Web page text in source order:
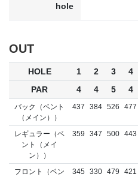
hole
OUT
HOLE 1 2 3 4
PAR
4 4 5 4
バック（ベント
（メイン））
437 384 526 477
レギュラー（ベ
ント（メイ
ン））
359 347 500 443
フロント（ベン
345 330 479 421